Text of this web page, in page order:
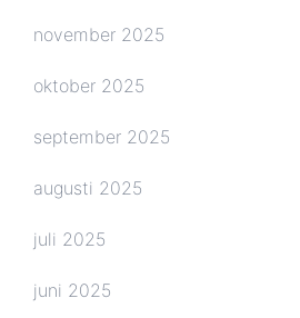
november 2025
oktober 2025
september 2025
augusti 2025
juli 2025
juni 2025